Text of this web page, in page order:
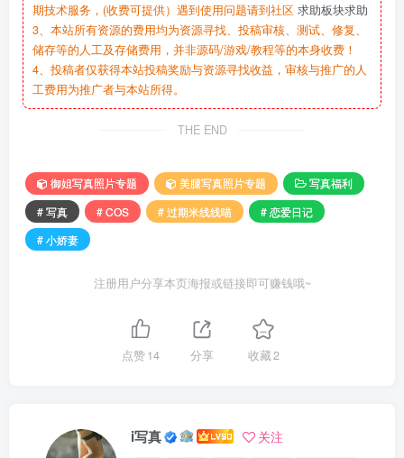
期技术服务，(收费可提供）遇到使用问题请到社区 求助板块求助
3、本站所有资源的费用均为资源寻找、投稿审核、测试、修复、
储存等的人工及存储费用，并非源码/游戏/教程等的本身收费！
4、投稿者仅获得本站投稿奖励与资源寻找收益，审核与推广的人
工费用为推广者与本站所得。
THE END
御姐写真照片专题 美腿写真照片专题
写真福利
# 写真
# COS # 过期米线线喵
# 恋爱日记
# 小娇妻
注册用户分享本页海报或链接即可赚钱哦~
点赞14 分享 收藏2
i写真 关注